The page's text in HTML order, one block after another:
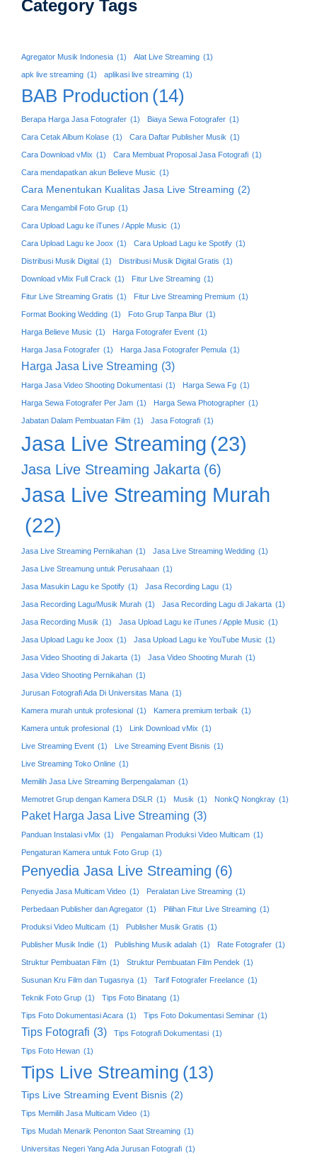
Category Tags
Agregator Musik Indonesia (1) Alat Live Streaming (1)
apk live streaming (1) aplikasi live streaming (1)
BAB Production (14)
Berapa Harga Jasa Fotografer (1) Biaya Sewa Fotografer (1)
Cara Cetak Album Kolase (1) Cara Daftar Publisher Musik (1)
Cara Download vMix (1) Cara Membuat Proposal Jasa Fotografi (1)
Cara mendapatkan akun Believe Music (1)
Cara Menentukan Kualitas Jasa Live Streaming (2)
Cara Mengambil Foto Grup (1)
Cara Upload Lagu ke iTunes / Apple Music (1)
Cara Upload Lagu ke Joox (1) Cara Upload Lagu ke Spotify (1)
Distribusi Musik Digital (1) Distribusi Musik Digital Gratis (1)
Download vMix Full Crack (1) Fitur Live Streaming (1)
Fitur Live Streaming Gratis (1) Fitur Live Streaming Premium (1)
Format Booking Wedding (1) Foto Grup Tanpa Blur (1)
Harga Believe Music (1) Harga Fotografer Event (1)
Harga Jasa Fotografer (1) Harga Jasa Fotografer Pemula (1)
Harga Jasa Live Streaming (3)
Harga Jasa Video Shooting Dokumentasi (1) Harga Sewa Fg (1)
Harga Sewa Fotografer Per Jam (1) Harga Sewa Photographer (1)
Jabatan Dalam Pembuatan Film (1) Jasa Fotografi (1)
Jasa Live Streaming (23)
Jasa Live Streaming Jakarta (6)
Jasa Live Streaming Murah
(22)
Jasa Live Streaming Pernikahan (1) Jasa Live Streaming Wedding (1)
Jasa Live Streamung untuk Perusahaan (1)
Jasa Masukin Lagu ke Spotify (1) Jasa Recording Lagu (1)
Jasa Recording Lagu/Musik Murah (1) Jasa Recording Lagu di Jakarta (1)
Jasa Recording Musik (1) Jasa Upload Lagu ke iTunes / Apple Music (1)
Jasa Upload Lagu ke Joox (1) Jasa Upload Lagu ke YouTube Music (1)
Jasa Video Shooting di Jakarta (1) Jasa Video Shooting Murah (1)
Jasa Video Shooting Pernikahan (1)
Jurusan Fotografi Ada Di Universitas Mana (1)
Kamera murah untuk profesional (1) Kamera premium terbaik (1)
Kamera untuk profesional (1) Link Download vMix (1)
Live Streaming Event (1) Live Streaming Event Bisnis (1)
Live Streaming Toko Online (1)
Memilih Jasa Live Streaming Berpengalaman (1)
Memotret Grup dengan Kamera DSLR (1) Musik (1) NonkQ Nongkray (1)
Paket Harga Jasa Live Streaming (3)
Panduan Instalasi vMix (1) Pengalaman Produksi Video Multicam (1)
Pengaturan Kamera untuk Foto Grup (1)
Penyedia Jasa Live Streaming (6)
Penyedia Jasa Multicam Video (1) Peralatan Live Streaming (1)
Perbedaan Publisher dan Agregator (1) Pilihan Fitur Live Streaming (1)
Produksi Video Multicam (1) Publisher Musik Gratis (1)
Publisher Musik Indie (1) Publishing Musik adalah (1) Rate Fotografer (1)
Struktur Pembuatan Film (1) Struktur Pembuatan Film Pendek (1)
Susunan Kru Film dan Tugasnya (1) Tarif Fotografer Freelance (1)
Teknik Foto Grup (1) Tips Foto Binatang (1)
Tips Foto Dokumentasi Acara (1) Tips Foto Dokumentasi Seminar (1)
Tips Fotografi (3) Tips Fotografi Dokumentasi (1)
Tips Foto Hewan (1)
Tips Live Streaming (13)
Tips Live Streaming Event Bisnis (2)
Tips Memilih Jasa Multicam Video (1)
Tips Mudah Menarik Penonton Saat Streaming (1)
Universitas Negeri Yang Ada Jurusan Fotografi (1)